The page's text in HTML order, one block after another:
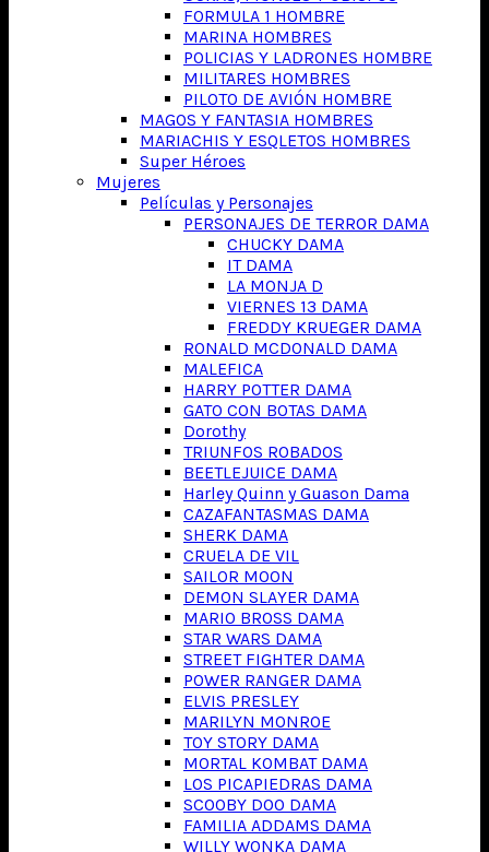
FORMULA 1 HOMBRE
MARINA HOMBRES
POLICIAS Y LADRONES HOMBRE
MILITARES HOMBRES
PILOTO DE AVIÓN HOMBRE
MAGOS Y FANTASIA HOMBRES
MARIACHIS Y ESQLETOS HOMBRES
Super Héroes
Mujeres
Películas y Personajes
PERSONAJES DE TERROR DAMA
CHUCKY DAMA
IT DAMA
LA MONJA D
VIERNES 13 DAMA
FREDDY KRUEGER DAMA
RONALD MCDONALD DAMA
MALEFICA
HARRY POTTER DAMA
GATO CON BOTAS DAMA
Dorothy
TRIUNFOS ROBADOS
BEETLEJUICE DAMA
Harley Quinn y Guason Dama
CAZAFANTASMAS DAMA
SHERK DAMA
CRUELA DE VIL
SAILOR MOON
DEMON SLAYER DAMA
MARIO BROSS DAMA
STAR WARS DAMA
STREET FIGHTER DAMA
POWER RANGER DAMA
ELVIS PRESLEY
MARILYN MONROE
TOY STORY DAMA
MORTAL KOMBAT DAMA
LOS PICAPIEDRAS DAMA
SCOOBY DOO DAMA
FAMILIA ADDAMS DAMA
WILLY WONKA DAMA